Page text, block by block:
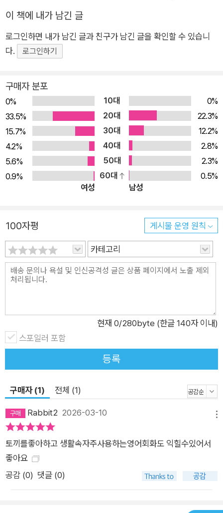
이 책에 내가 남긴 글
로그인하면 내가 남긴 글과 친구가 남긴 글을 확인할 수 있습니
다.
로그인하기
구매자 분포
0% 10대
0%
33.5%
20대
22.3%
15.7%
30대
12.2%
4.2%
40대
2.8%
5.6%
50대
2.3%
0.9%
60대
0.5%
여성
남성
100자평 게시물 운영 원칙
카테고리
현재 0/280byte (한글 140자 이내)
스포일러 포함
등록
구매자 (1) 전체 (1)
Rabbit2 2026-03-10
토끼를좋아하고 생활속자주사용하는영어회화도 익힐수있어서
좋아요
공감 (0) 댓글 (0)